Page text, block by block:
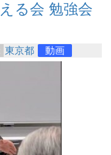
る会 勉強会
東京都 動画